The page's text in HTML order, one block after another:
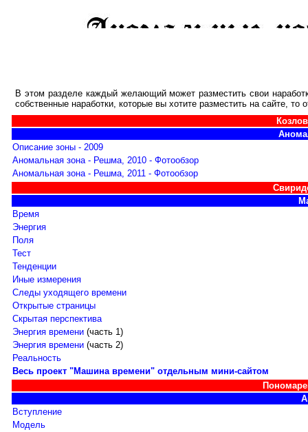
В этом разделе каждый желающий может разместить свои
собственные наработки, которые вы хотите разместить на сайте, то
Описание зоны - 2009
Аномальная зона - Решма, 2010 - Фотообзор
Аномальная зона - Решма, 2011 - Фотообзор
Время
Энергия
Поля
Тест
Тенденции
Иные измерения
Следы уходящего времени
Открытые страницы
Скрытая перспектива
Энергия времени (часть 1)
Энергия времени (часть 2)
Реальность
Весь проект "Машина времени" отдельным мини-сайтом
Вступление
Модель